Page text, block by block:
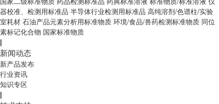
器校准、检测用标准品 半导体行业检测用标准品 高纯溶剂/色谱柱/实验
室耗材 石油产品元素分析用标准物质 环境/食品/兽药检测标准物质 同位
素标记化合物 国家标准物质
|
新闻动态
新产品发布
行业资讯
知识专区
|